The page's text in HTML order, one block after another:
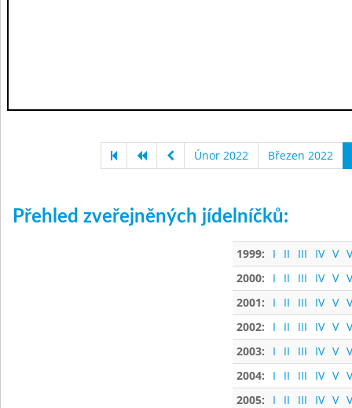
Únor 2022 Březen 2022
Přehled zveřejněných jídelníčků:
1999: I II III IV V
2000:
I II III IV V
2001:
I II III IV V
2002:
I II III IV V
2003:
I II III IV V
2004:
I II III IV V
2005:
I II III IV V